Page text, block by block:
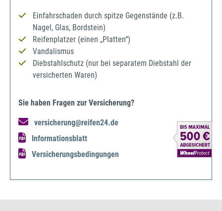
Einfahrschaden durch spitze Gegenstände (z.B.
Nagel, Glas, Bordstein)
Reifenplatzer (einen „Platten“)
Vandalismus
Diebstahlschutz (nur bei separatem Diebstahl der
versicherten Waren)
Sie haben Fragen zur Versicherung?
versicherung@reifen24.de
Informationsblatt
Versicherungsbedingungen